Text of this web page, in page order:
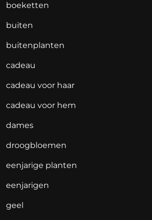
boeketten
buiten
buitenplanten
cadeau
cadeau voor haar
cadeau voor hem
dames
droogbloemen
eenjarige planten
eenjarigen
geel